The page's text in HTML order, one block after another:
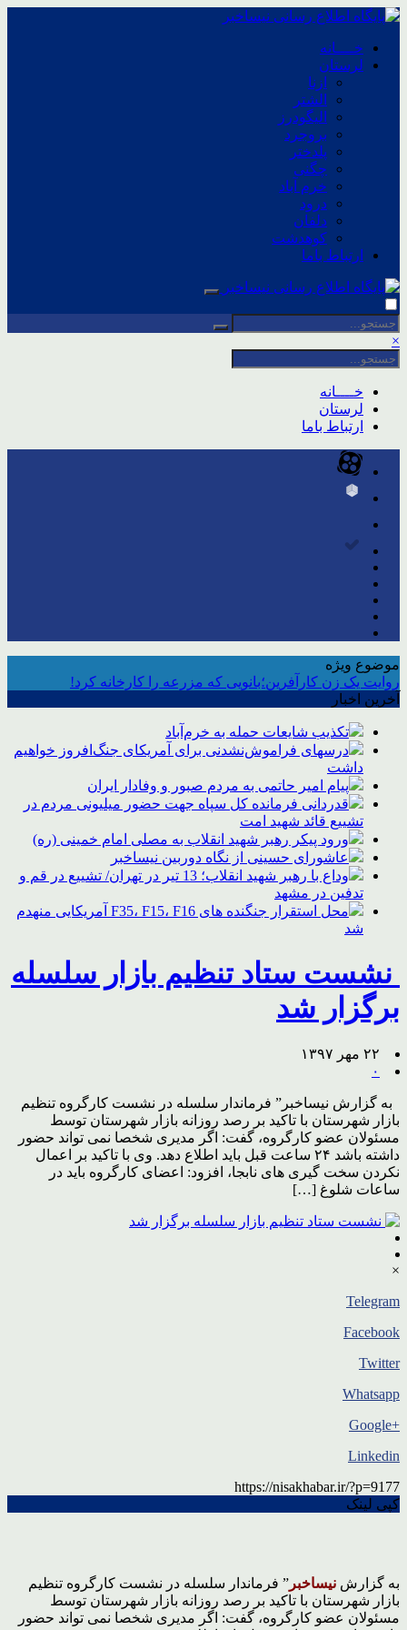
خــــانه
لرستان
ازنا
الشتر
الیگودرز
بروجرد
پلدختر
چگنی
خرم آباد
درود
دلفان
کوهدشت
ارتباط باما
×
خــــانه
لرستان
ارتباط باما
موضوع ویژه
روایت یک زن کارآفرین؛بانویی که مزرعه را کارخانه کرد!
آخرین اخبار
تکذیب شایعات حمله به خرم‌آباد
درسهای فراموش‌نشدنی برای آمریکای جنگ‌افروز خواهیم
داشت
پیام امیر حاتمی به مردم صبور و وفادار ایران
قدردانی فرمانده کل سپاه جهت حضور میلیونی مردم در
تشییع قائد شهید امت
ورود پیکر رهبر شهید انقلاب به مصلی امام خمینی (ره)
عاشورای حسینی از نگاه دوربین نیساخبر
وداع با رهبر شهید انقلاب؛ 13 تیر در تهران/ تشییع در قم و
تدفین در مشهد
محل استقرار جنگنده های F35، F15، F16 آمریکایی منهدم
شد
نشست ستاد تنظیم بازار سلسله
برگزار شد
۲۲ مهر ۱۳۹۷
۰
به گزارش نیساخبر” فرماندار سلسله در نشست کارگروه تنظیم
بازار شهرستان با تاکید بر رصد روزانه بازار شهرستان توسط
مسئولان عضو کارگروه، گفت: اگر مدیری شخصا نمی تواند حضور
داشته باشد ۲۴ ساعت قبل باید اطلاع دهد. وی با تاکید بر اعمال
نکردن سخت گیری های نابجا، افزود: اعضای کارگروه باید در
ساعات شلوغ […]
×
Telegram
Facebook
Twitter
Whatsapp
+Google
Linkedin
https://nisakhabar.ir/?p=9177
کپی لینک
به گزارش نیساخبر ” فرماندار سلسله در نشست کارگروه تنظیم
بازار شهرستان با تاکید بر رصد روزانه بازار شهرستان توسط
مسئولان عضو کارگروه، گفت: اگر مدیری شخصا نمی تواند حضور